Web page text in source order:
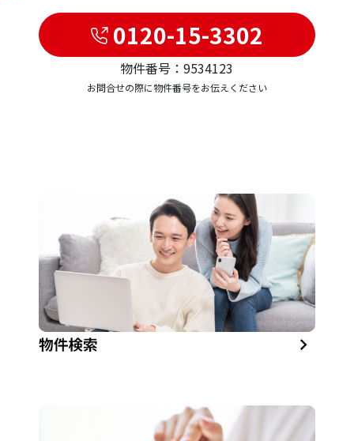
0120-15-3302
物件番号：9534123
お問合せの際に物件番号をお伝えください